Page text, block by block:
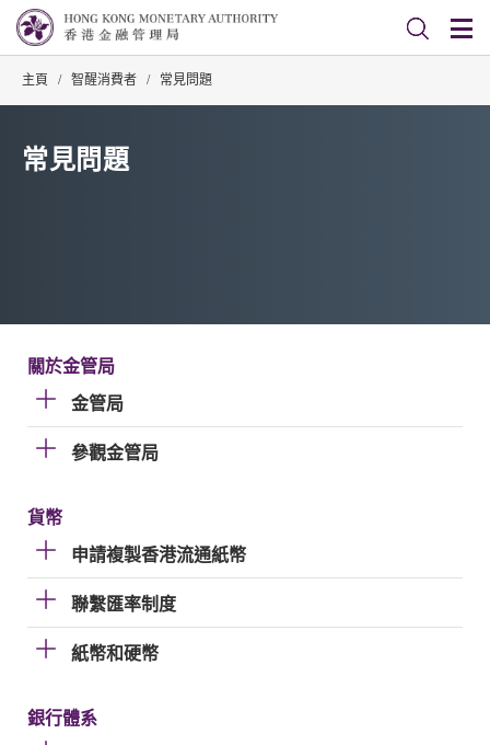
主頁 / 智醒消費者 / 常見問題
常見問題
關於金管局
金管局
參觀金管局
貨幣
申請複製香港流通紙幣
聯繫匯率制度
紙幣和硬幣
銀行體系